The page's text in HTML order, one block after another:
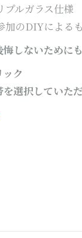
プルガラス仕様
のDIYによるも
しないために
ク
選択していただ